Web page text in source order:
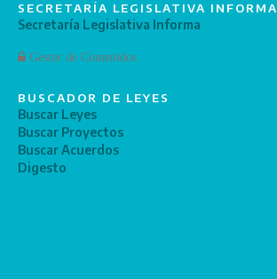
SECRETARÍA LEGISLATIVA INFORMA
Secretaría Legislativa Informa
Gestor de Contenidos
BUSCADOR DE LEYES
Buscar Leyes
Buscar Proyectos
Buscar Acuerdos
Digesto